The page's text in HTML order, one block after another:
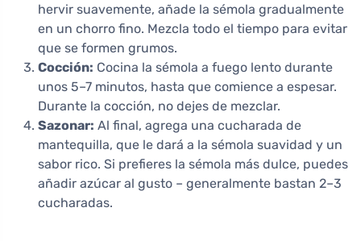
hervir suavemente, añade la sémola gradualmente
en un chorro fino. Mezcla todo el tiempo para evitar
que se formen grumos.
Cocción: Cocina la sémola a fuego lento durante
unos 5–7 minutos, hasta que comience a espesar.
Durante la cocción, no dejes de mezclar.
Sazonar: Al final, agrega una cucharada de
mantequilla, que le dará a la sémola suavidad y un
sabor rico. Si prefieres la sémola más dulce, puedes
añadir azúcar al gusto – generalmente bastan 2–3
cucharadas.